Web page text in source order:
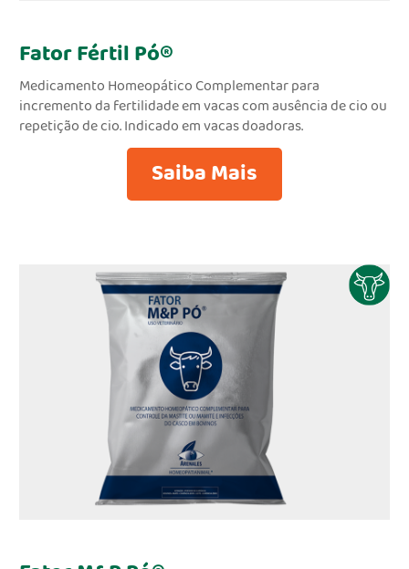
Fator Fértil Pó®
Medicamento Homeopático Complementar para
incremento da fertilidade em vacas com ausência de cio ou
repetição de cio. Indicado em vacas doadoras.
Saiba Mais